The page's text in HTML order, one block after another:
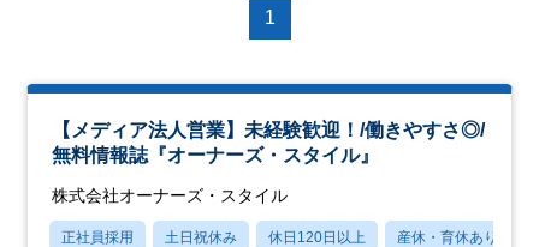
1
【メディア法人営業】未経験歓迎！/働きやすさ◎/
無料情報誌『オーナーズ・スタイル』
株式会社オーナーズ・スタイル
正社員採用 土日祝休み 休日120日以上 産休・育休あり